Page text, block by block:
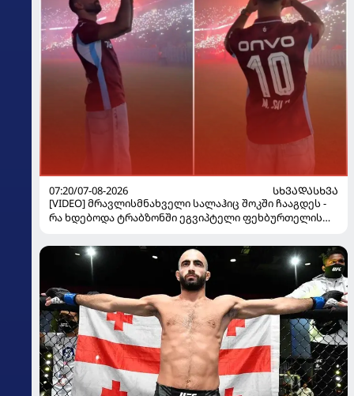
07:20/07-08-2026
ᲡᲮᲕᲐᲓᲐᲡᲮᲕᲐ
[VIDEO] მრავლისმნახველი სალაჰიც შოკში ჩააგდეს -
რა ხდებოდა ტრაბზონში ეგვიპტელი ფეხბურთელის